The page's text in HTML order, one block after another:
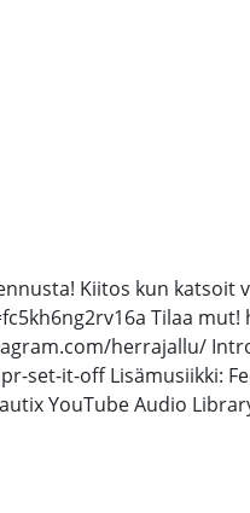
Kiitos kun katsoit
Tilaa
herrajallu/
set-it-off Lisämusiikki:
YouTube Audio